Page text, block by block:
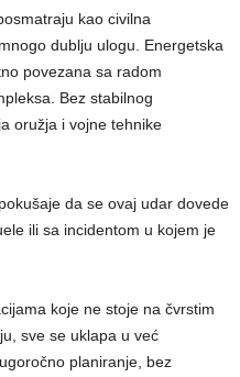
kao civilna
dublju ulogu. Energetska
povezana sa radom
Bez stabilnog
oružja i vojne tehnike
da se ovaj udar dovede
ili sa incidentom u kojem je
koje ne stoje na čvrstim
sve se uklapa u već
planiranje, bez